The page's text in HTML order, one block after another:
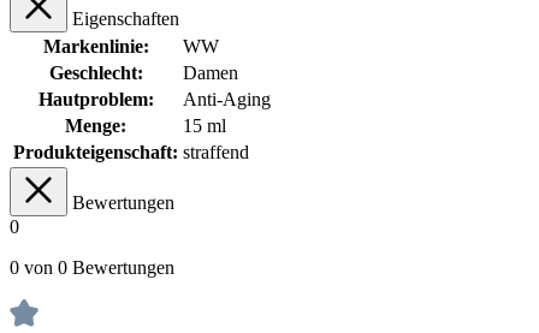
Eigenschaften
Markenlinie:
WW
Geschlecht:
Damen
Hautproblem:
Anti-Aging
Menge:
15 ml
Produkteigenschaft: straffend
Bewertungen
0
0 von 0 Bewertungen